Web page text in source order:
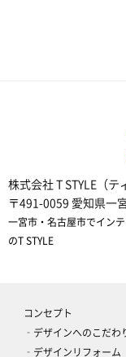
株式会社 T STYLE（テ
〒491-0059 愛知県一
一宮市・名古屋市でイン
のT STYLE
コンセプト
‐デザインへのこだわ
‐デザインリフォーム